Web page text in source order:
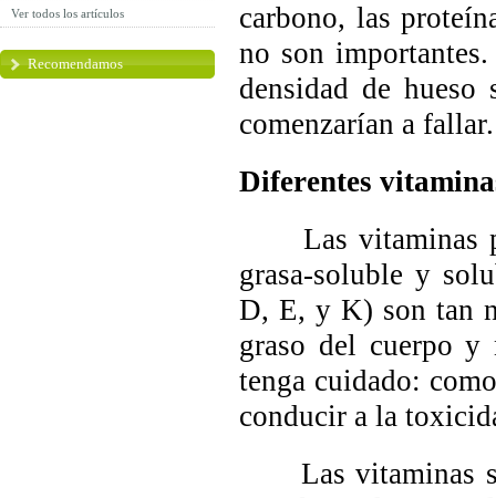
Ver todos los artículos
Recomendamos
carbono, las
no son
densidad de
comenzarían a fallar.
Diferentes
Las vitaminas
grasa-soluble y
D, E, y K) son tan
graso del cuerpo y
tenga cuidado:
conducir a la
Las vitaminas